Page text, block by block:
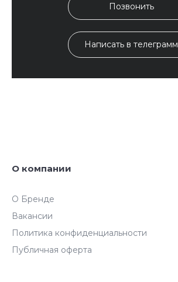
Позвонить
Написать в телеграмм
О компании
О Бренде
Вакансии
Политика конфиденциальности
Публичная оферта